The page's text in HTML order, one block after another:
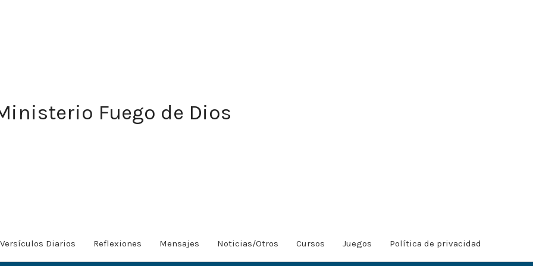
Fuego de Dios
Versículos Diarios Reflexiones Mensajes Noticias/Otros Cursos Juegos Política de privacidad